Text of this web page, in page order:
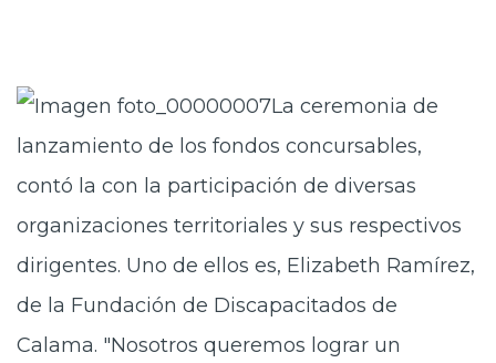
La ceremonia de
lanzamiento de los fondos concursables,
contó la con la participación de diversas
organizaciones territoriales y sus respectivos
dirigentes. Uno de ellos es, Elizabeth Ramírez,
de la Fundación de Discapacitados de
Calama. "Nosotros queremos lograr un